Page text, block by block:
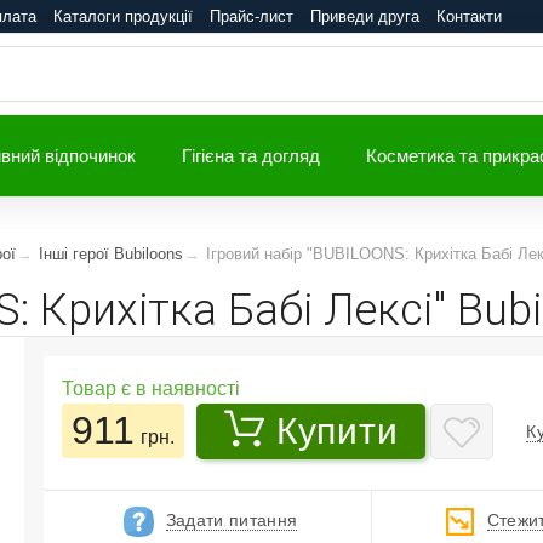
Каталоги продукції Прайс-лист Приведи друга Контакти
відпочинок Гігієна та догляд Косметика та
Інші герої Bubiloons Ігровий набір "BUBILOONS: Крихітка Бабі
Крихітка Бабі Лексі"
Товар є в наявності
911 грн. Купити
Задати питання